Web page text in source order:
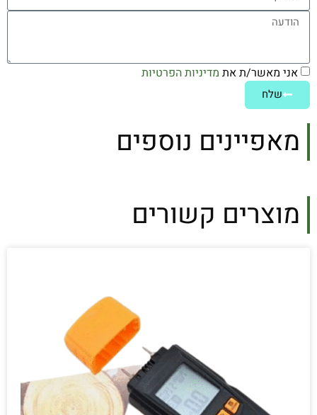
אני מאשר/ת את מדיניות הפרטיות
שלח
מאפיינים נוספים
מוצרים קשורים